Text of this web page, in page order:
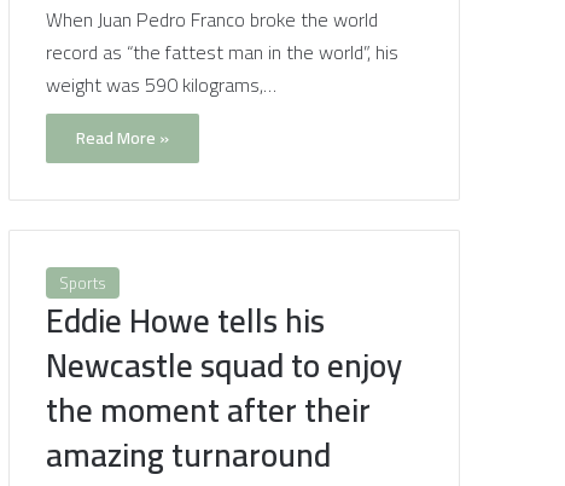
When Juan Pedro Franco broke the world
record as “the fattest man in the world”, his
weight was 590 kilograms,…
Read More »
Sports
Eddie Howe tells his
Newcastle squad to enjoy
the moment after their
amazing turnaround